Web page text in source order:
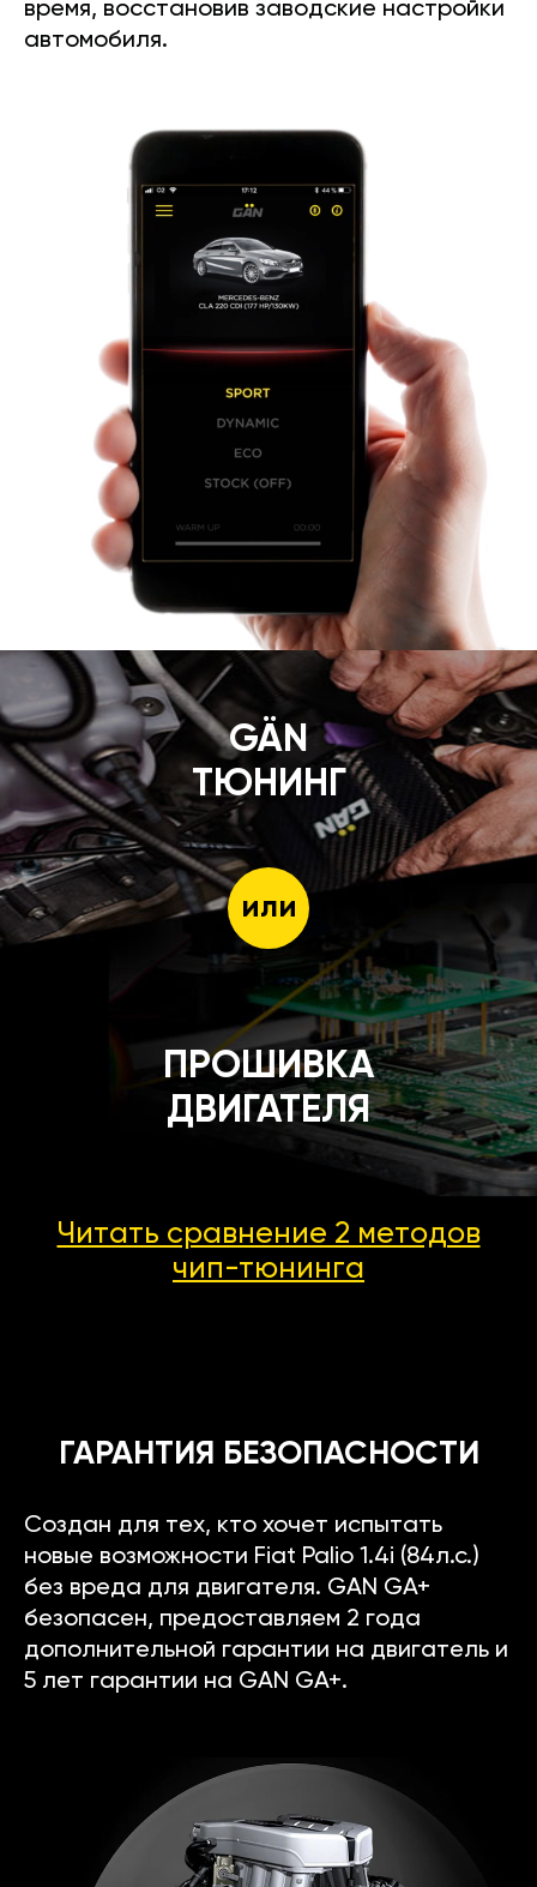
время, восстановив заводские настройки
автомобиля.
GÄN
ТЮНИНГ
или
ПРОШИВКА
ДВИГАТЕЛЯ
Читать сравнение 2 методов
чип-тюнинга
ГАРАНТИЯ БЕЗОПАСНОСТИ
Создан для тех, кто хочет испытать
новые возможности Fiat Palio 1.4i (84л.с.)
без вреда для двигателя. GAN GA+
безопасен, предоставляем 2 года
дополнительной гарантии на двигатель и
5 лет гарантии на GAN GA+.